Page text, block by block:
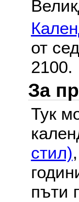
от
2100.
За
Тук
стил)
пъти